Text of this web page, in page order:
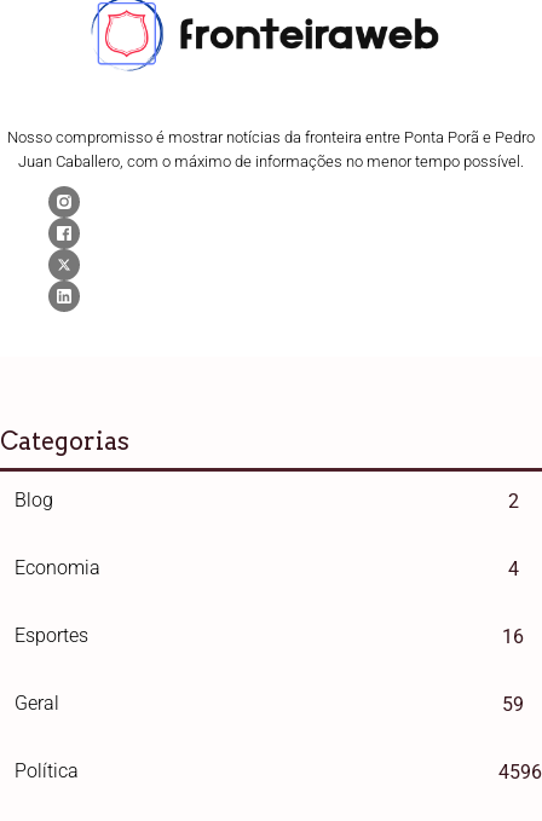
Nosso compromisso é mostrar notícias da fronteira entre Ponta Porã e Pedro
Juan Caballero, com o máximo de informações no menor tempo possível.
Categorias
Blog 2
Economia 4
Esportes 16
Geral 59
Política 4596